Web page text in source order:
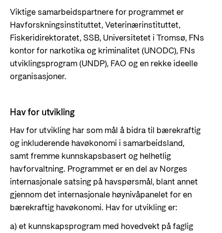
Viktige samarbeidspartnere for programmet er
Havforskningsinstituttet, Veterinærinstituttet,
Fiskeridirektoratet, SSB, Universitetet i Tromsø, FNs
kontor for narkotika og kriminalitet (UNODC), FNs
utviklingsprogram (UNDP), FAO og en rekke ideelle
organisasjoner.
Hav for utvikling
Hav for utvikling har som mål å bidra til bærekraftig
og inkluderende havøkonomi i samarbeidsland,
samt fremme kunnskapsbasert og helhetlig
havforvaltning. Programmet er en del av Norges
internasjonale satsing på havspørsmål, blant annet
gjennom det internasjonale høynivåpanelet for en
bærekraftig havøkonomi. Hav for utvikling er:
a) et kunnskapsprogram med hovedvekt på faglig